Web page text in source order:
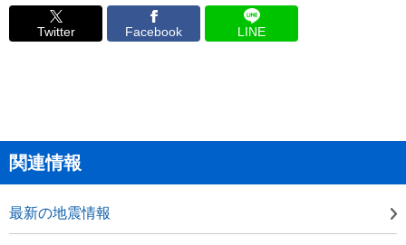
Twitter Facebook LINE
関連情報
最新の地震情報